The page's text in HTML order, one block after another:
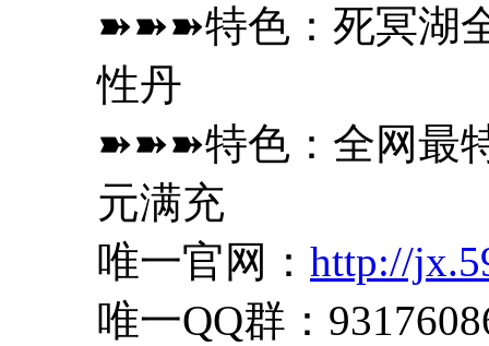
➽➽➽特色：死冥湖
性丹
➽➽➽特色：全网最
元满充
唯一官网： http://
唯一QQ群：